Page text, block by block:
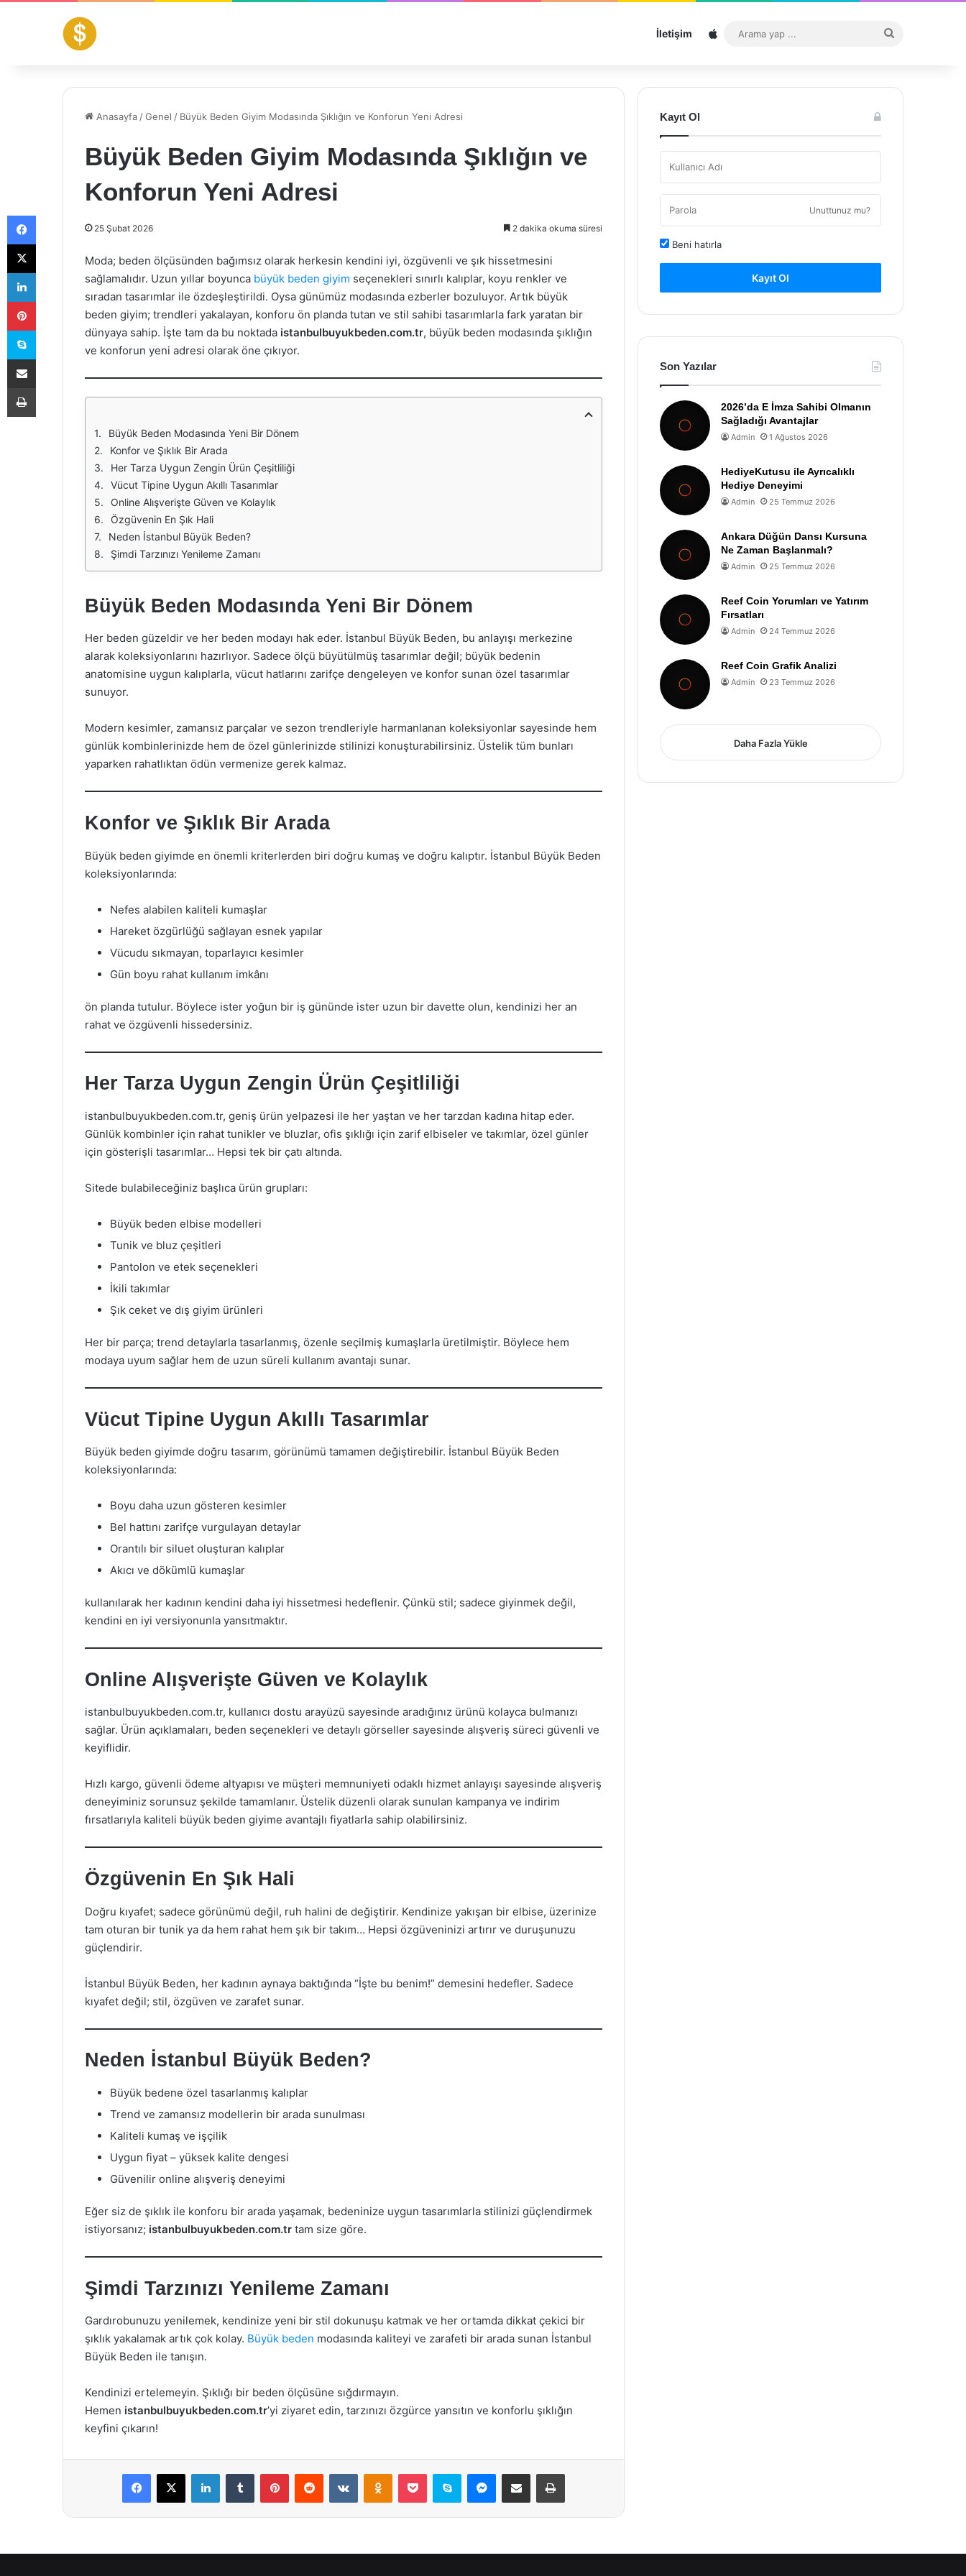
İletişim Sitemap
...
Anasayfa /Genel / Büyük Beden Giyim Modasında Şıklığın ve Konforun Yeni Adresi
Büyük Beden Giyim Modasında Şıklığın ve
Konforun Yeni Adresi
25 Şubat 2026 2 dakika okuma süresi
Moda; beden ölçüsünden bağımsız olarak herkesin kendini iyi, özgüvenli ve şık hissetmesini
sağlamalıdır. Uzun yıllar boyunca büyük beden giyim seçenekleri sınırlı kalıplar, koyu renkler ve
sıradan tasarımlar ile özdeşleştirildi. Oysa günümüz modasında ezberler bozuluyor. Artık büyük
beden giyim; trendleri yakalayan, konforu ön planda tutan ve stil sahibi tasarımlarla fark yaratan bir
dünyaya sahip. İşte tam da bu noktada istanbulbuyukbeden.com.tr, büyük beden modasında şıklığın
ve konforun yeni adresi olarak öne çıkıyor.
Büyük Beden Modasında Yeni Bir Dönem
Konfor ve Şıklık Bir Arada
Her Tarza Uygun Zengin Ürün Çeşitliliği
Vücut Tipine Uygun Akıllı Tasarımlar
Online Alışverişte Güven ve Kolaylık
Özgüvenin En Şık Hali
Neden İstanbul Büyük Beden?
Şimdi Tarzınızı Yenileme Zamanı
Büyük Beden Modasında Yeni Bir Dönem
Her beden güzeldir ve her beden modayı hak eder. İstanbul Büyük Beden, bu anlayışı merkezine
alarak koleksiyonlarını hazırlıyor. Sadece ölçü büyütülmüş tasarımlar değil; büyük bedenin
anatomisine uygun kalıplarla, vücut hatlarını zarifçe dengeleyen ve konfor sunan özel tasarımlar
sunuyor.
Modern kesimler, zamansız parçalar ve sezon trendleriyle harmanlanan koleksiyonlar sayesinde hem
günlük kombinlerinizde hem de özel günlerinizde stilinizi konuşturabilirsiniz. Üstelik tüm bunları
yaparken rahatlıktan ödün vermenize gerek kalmaz.
Konfor ve Şıklık Bir Arada
Büyük beden giyimde en önemli kriterlerden biri doğru kumaş ve doğru kalıptır. İstanbul Büyük Beden
koleksiyonlarında:
Nefes alabilen kaliteli kumaşlar
Hareket özgürlüğü sağlayan esnek yapılar
Vücudu sıkmayan, toparlayıcı kesimler
Gün boyu rahat kullanım imkânı
ön planda tutulur. Böylece ister yoğun bir iş gününde ister uzun bir davette olun, kendinizi her an
rahat ve özgüvenli hissedersiniz.
Her Tarza Uygun Zengin Ürün Çeşitliliği
istanbulbuyukbeden.com.tr, geniş ürün yelpazesi ile her yaştan ve her tarzdan kadına hitap eder.
Günlük kombinler için rahat tunikler ve bluzlar, ofis şıklığı için zarif elbiseler ve takımlar, özel günler
için gösterişli tasarımlar… Hepsi tek bir çatı altında.
Sitede bulabileceğiniz başlıca ürün grupları:
Büyük beden elbise modelleri
Tunik ve bluz çeşitleri
Pantolon ve etek seçenekleri
İkili takımlar
Şık ceket ve dış giyim ürünleri
Her bir parça; trend detaylarla tasarlanmış, özenle seçilmiş kumaşlarla üretilmiştir. Böylece hem
modaya uyum sağlar hem de uzun süreli kullanım avantajı sunar.
Vücut Tipine Uygun Akıllı Tasarımlar
Büyük beden giyimde doğru tasarım, görünümü tamamen değiştirebilir. İstanbul Büyük Beden
koleksiyonlarında:
Boyu daha uzun gösteren kesimler
Bel hattını zarifçe vurgulayan detaylar
Orantılı bir siluet oluşturan kalıplar
Akıcı ve dökümlü kumaşlar
kullanılarak her kadının kendini daha iyi hissetmesi hedeflenir. Çünkü stil; sadece giyinmek değil,
kendini en iyi versiyonunla yansıtmaktır.
Online Alışverişte Güven ve Kolaylık
istanbulbuyukbeden.com.tr, kullanıcı dostu arayüzü sayesinde aradığınız ürünü kolayca bulmanızı
sağlar. Ürün açıklamaları, beden seçenekleri ve detaylı görseller sayesinde alışveriş süreci güvenli ve
keyiflidir.
Hızlı kargo, güvenli ödeme altyapısı ve müşteri memnuniyeti odaklı hizmet anlayışı sayesinde alışveriş
deneyiminiz sorunsuz şekilde tamamlanır. Üstelik düzenli olarak sunulan kampanya ve indirim
fırsatlarıyla kaliteli büyük beden giyime avantajlı fiyatlarla sahip olabilirsiniz.
Özgüvenin En Şık Hali
Doğru kıyafet; sadece görünümü değil, ruh halini de değiştirir. Kendinize yakışan bir elbise, üzerinize
tam oturan bir tunik ya da hem rahat hem şık bir takım… Hepsi özgüveninizi artırır ve duruşunuzu
güçlendirir.
İstanbul Büyük Beden, her kadının aynaya baktığında “İşte bu benim!” demesini hedefler. Sadece
kıyafet değil; stil, özgüven ve zarafet sunar.
Neden İstanbul Büyük Beden?
Büyük bedene özel tasarlanmış kalıplar
Trend ve zamansız modellerin bir arada sunulması
Kaliteli kumaş ve işçilik
Uygun fiyat – yüksek kalite dengesi
Güvenilir online alışveriş deneyimi
Eğer siz de şıklık ile konforu bir arada yaşamak, bedeninize uygun tasarımlarla stilinizi güçlendirmek
istiyorsanız; istanbulbuyukbeden.com.tr tam size göre.
Şimdi Tarzınızı Yenileme Zamanı
Gardırobunuzu yenilemek, kendinize yeni bir stil dokunuşu katmak ve her ortamda dikkat çekici bir
şıklık yakalamak artık çok kolay. Büyük beden modasında kaliteyi ve zarafeti bir arada sunan İstanbul
Büyük Beden ile tanışın.
Kendinizi ertelemeyin. Şıklığı bir beden ölçüsüne sığdırmayın.
Hemen istanbulbuyukbeden.com.tr’yi ziyaret edin, tarzınızı özgürce yansıtın ve konforlu şıklığın
keyfini çıkarın!
Facebook
X LinkedInTumblr PinterestReddit VKontakteOdnoklassniki
Pocket Skype Messenger
E-Posta ile paylaş Yazdır
Kayıt Ol
Unuttunuz mu?
Beni hatırla
Kayıt Ol
Son Yazılar
2026’da E İmza Sahibi Olmanın
Sağladığı Avantajlar
Admin 1 Ağustos 2026
HediyeKutusu ile Ayrıcalıklı
Hediye Deneyimi
Admin 25 Temmuz 2026
Ankara Düğün Dansı Kursuna
Ne Zaman Başlanmalı?
Admin 25 Temmuz 2026
Reef Coin Yorumları ve Yatırım
Fırsatları
Admin 24 Temmuz 2026
Reef Coin Grafik Analizi
Admin 23 Temmuz 2026
Daha Fazla Yükle
Facebook
X
LinkedIn
Pinterest
Skype
E-Posta ile paylaş